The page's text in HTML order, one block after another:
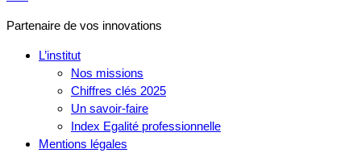
Partenaire de vos innovations
L’institut
Nos missions
Chiffres clés 2025
Un savoir-faire
Index Egalité professionnelle
Mentions légales